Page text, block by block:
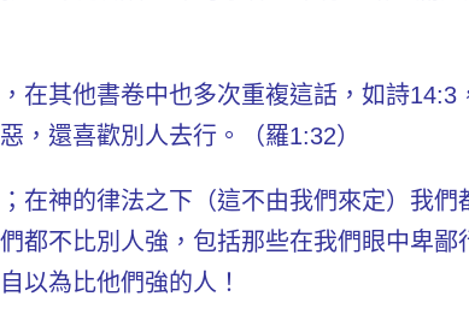
在其他書卷中也多次重複這話，如詩
，還喜歡別人去行。（羅1:32）
；在神的律法之下（這不由我們來定）我們
都不比別人強 ，包括那些在我們眼中卑
以為比他們強的人！